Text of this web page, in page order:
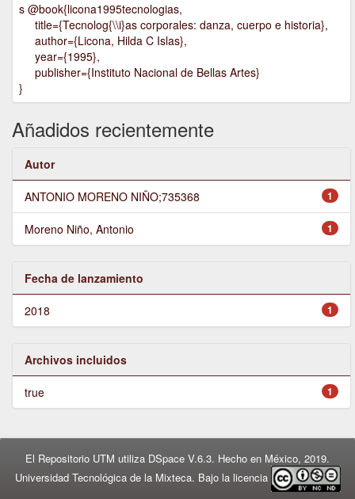
s @book{licona1995tecnologias,
title={Tecnolog{\\i}as corporales: danza, cuerpo e historia},
author={Licona, Hilda C Islas},
year={1995},
publisher={Instituto Nacional de Bellas Artes}
}
Añadidos recientemente
Autor
1
ANTONIO MORENO NIÑO;735368
1
Moreno Niño, Antonio
Fecha de lanzamiento
1
2018
Archivos incluidos
1
true
El Repositorio UTM utiliza DSpace V.6.3. Hecho en México, 2019.
Universidad Tecnológica de la Mixteca. Bajo la licencia